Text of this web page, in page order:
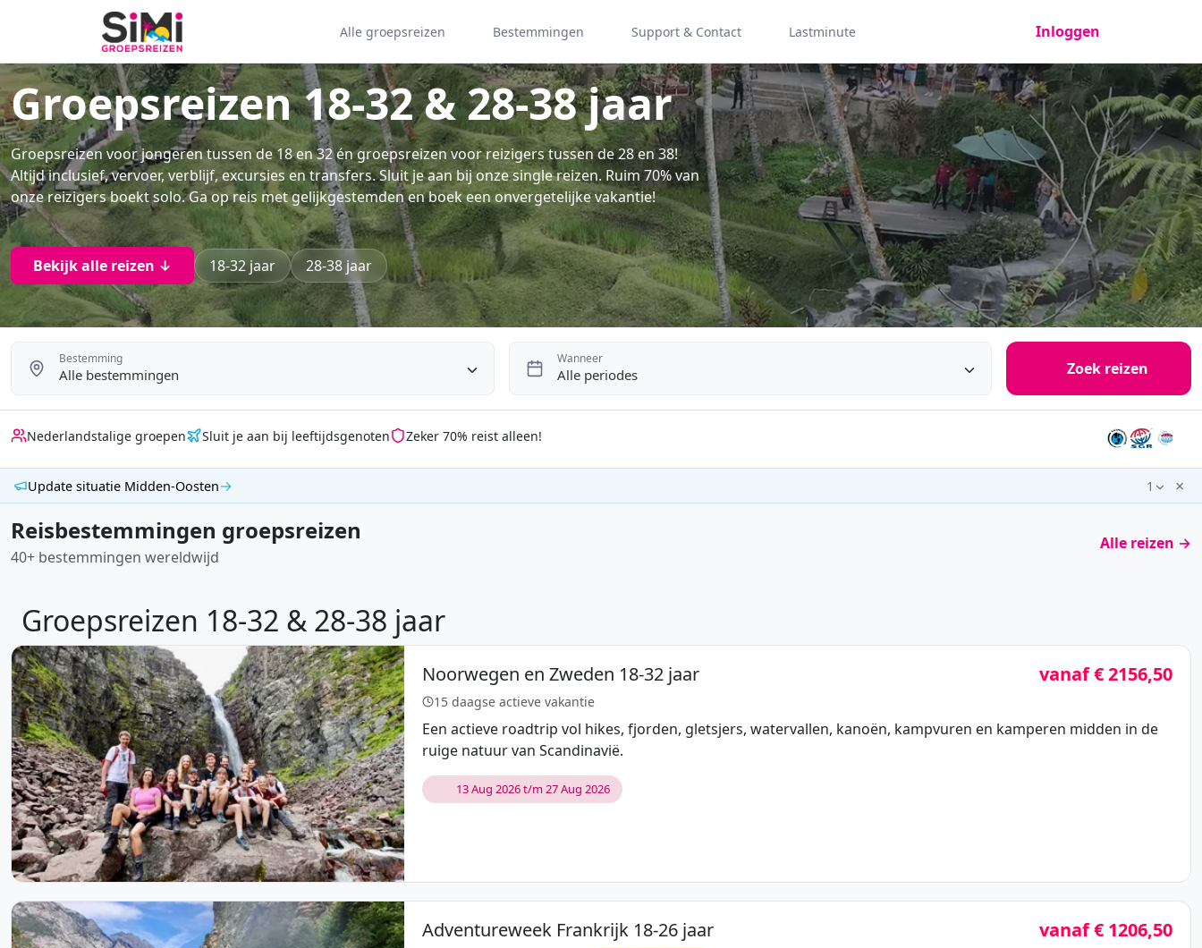
Alle groepsreizen Bestemmingen Support & Contact Lastminute Inloggen
Groepsreizen 18-32 & 28-38 jaar
Groepsreizen voor jongeren tussen de 18 en 32 én groepsreizen voor reizigers tussen de 28 en 38!
Altijd inclusief, vervoer, verblijf, excursies en transfers. Sluit je aan bij onze single reizen. Ruim 70% van
onze reizigers boekt solo. Ga op reis met gelijkgestemden en boek een onvergetelijke vakantie!
Bekijk alle reizen ↓ 18-32 jaar 28-38 jaar
Bestemming
Alle bestemmingen
Wanneer
Alle periodes Zoek reizen
Nederlandstalige groepen Sluit je aan bij leeftijdsgenoten Zeker 70% reist alleen!
Update situatie Midden-Oosten→ 1 ×
Reisbestemmingen groepsreizen
40+ bestemmingen wereldwijd
Alle reizen →
Groepsreizen 18-32 & 28-38 jaar
Noorwegen en Zweden 18-32 jaar vanaf € 2156,50
15 daagse actieve vakantie
Een actieve roadtrip vol hikes, fjorden, gletsjers, watervallen, kanoën, kampvuren en kamperen midden in de
ruige natuur van Scandinavië.
13 Aug 2026 t/m 27 Aug 2026
Adventureweek Frankrijk 18-26 jaar vanaf € 1206,50